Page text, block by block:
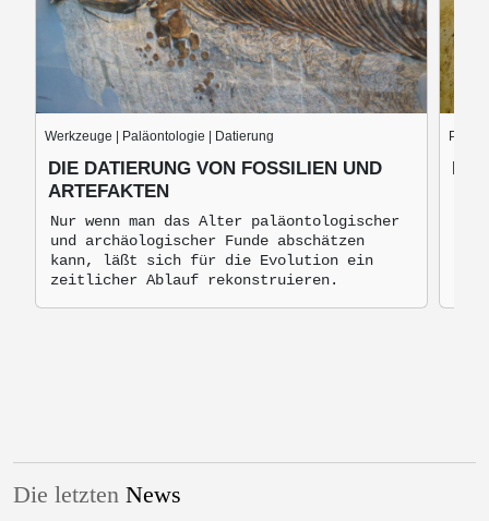
Werkzeuge | Paläontologie | Datierung
DIE DATIERUNG VON FOSSILIEN UND
ARTEFAKTEN
Nur wenn man das Alter paläontologischer
und archäologischer Funde abschätzen
kann, läßt sich für die Evolution ein
zeitlicher Ablauf rekonstruieren.
DIE
Die letzten News